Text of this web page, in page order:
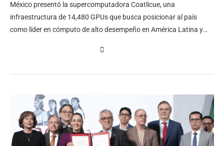
México presentó la supercomputadora Coatlicue, una
infraestructura de 14,480 GPUs que busca posicionar al país
como líder en cómputo de alto desempeño en América Latina y